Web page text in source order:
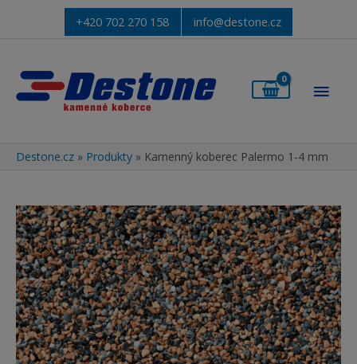
+420 702 270 158 info@destone.cz
Destone.cz » Produkty » Kamenný koberec Palermo 1-4 mm